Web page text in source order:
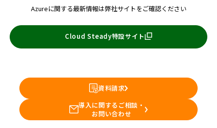
Azureに関する最新情報は弊社サイトをご確認ください
Cloud Steady特設サイト
資料請求
導入に関するご相談・
お問い合わせ